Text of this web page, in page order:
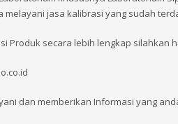
melayani jasa kalibrasi yang sudah
Produk secara lebih lengkap silahkan
dan memberikan Informasi yang